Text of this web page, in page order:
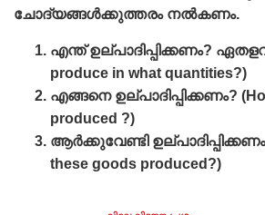
ചോദ്യങ്ങള്‍ക്കുത്തരം നല്‍കണം.
എന്ത് ഉല്പാദിപ്പിക്കണം?
produce in what quantities?)
എങ്ങനെ ഉല്പാദിപ്പിക്കണം?
produced ?)
ആര്‍ക്കുവേണ്ടി ഉല്പാദിപ്പിക്കണം
these goods produced?)